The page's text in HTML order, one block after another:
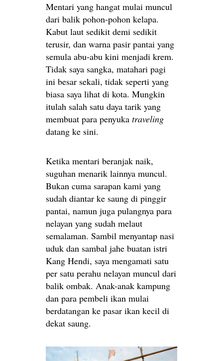
Mentari yang hangat mulai muncul
dari balik pohon-pohon kelapa.
Kabut laut sedikit demi sedikit
terusir, dan warna pasir pantai yang
semula abu-abu kini menjadi krem.
Tidak saya sangka, matahari pagi
ini besar sekali, tidak seperti yang
biasa saya lihat di kota. Mungkin
itulah salah satu daya tarik yang
membuat para penyuka traveling
datang ke sini.
Ketika mentari beranjak naik,
suguhan menarik lainnya muncul.
Bukan cuma sarapan kami yang
sudah diantar ke saung di pinggir
pantai, namun juga pulangnya para
nelayan yang sudah melaut
semalaman. Sambil menyantap nasi
uduk dan sambal jahe buatan istri
Kang Hendi, saya mengamati satu
per satu perahu nelayan muncul dari
balik ombak. Anak-anak kampung
dan para pembeli ikan mulai
berdatangan ke pasar ikan kecil di
dekat saung.